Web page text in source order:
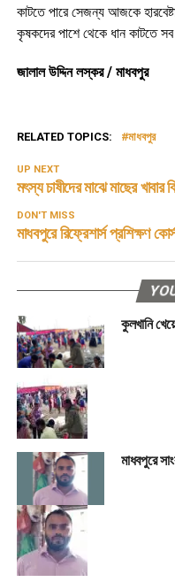
কাটতে পারে সেজন্য আজকে
কৃষকদের পাশে থেকে ধান কাটতে
জালাল উদ্দিন লস্কর / মাধবপুর
RELATED TOPICS: মাধবপুর
UP NEXT
মৎস্য চাষীদের মাঝে মাছের খাবার
DON'T MISS
মাধবপুরে রিফ্রেশার্স প্রশিক্ষণ
কুলখানি
মাধবপুরে